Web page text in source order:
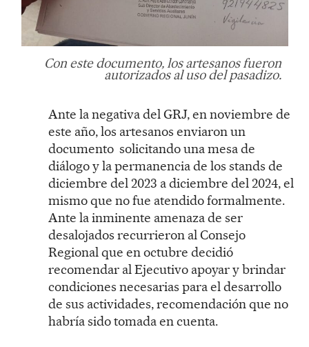
Con este documento, los artesanos fueron
autorizados al uso del pasadizo.
Ante la negativa del GRJ, en noviembre de
este año, los artesanos enviaron un
documento solicitando una mesa de
diálogo y la permanencia de los stands de
diciembre del 2023 a diciembre del 2024, el
mismo que no fue atendido formalmente.
Ante la inminente amenaza de ser
desalojados recurrieron al Consejo
Regional que en octubre decidió
recomendar al Ejecutivo apoyar y brindar
condiciones necesarias para el desarrollo
de sus actividades, recomendación que no
habría sido tomada en cuenta.